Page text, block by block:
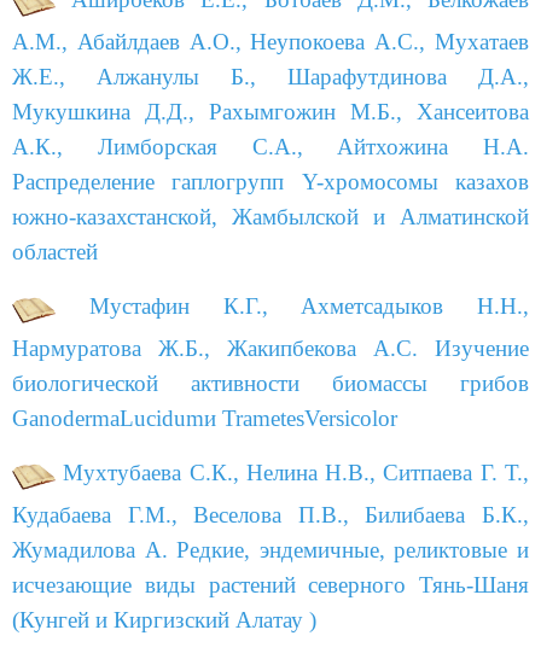
А.М., Абайлдаев А.О., Неупокоева А.С., Мухатаев
Ж.Е., Алжанулы Б., Шарафутдинова Д.А.,
Мукушкина Д.Д., Рахымгожин М.Б., Хансеитова
А.К., Лимборская С.А., Айтхожина Н.А.
Распределение гаплогрупп Y-хромосомы казахов
южно-казахстанской, Жамбылской и Алматинской
областей
Мустафин К.Г., Ахметсадыков Н.Н.,
Нармуратова Ж.Б., Жакипбекова А.С. Изучение
биологической активности биомассы грибов
GanodermaLucidumи TrametesVersicolor
Мухтубаева С.К., Нелина Н.В., Ситпаева Г. Т.,
Кудабаева Г.М., Веселова П.В., Билибаева Б.К.,
Жумадилова А. Редкие, эндемичные, реликтовые и
исчезающие виды растений северного Тянь-Шаня
(Кунгей и Киргизский Алатау )